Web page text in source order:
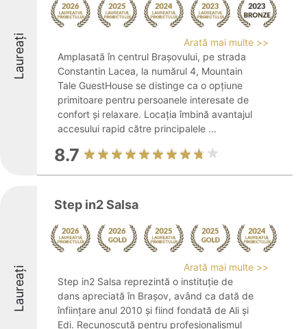
Laureați
Arată mai multe >>
Amplasată în centrul Brașovului, pe strada
Constantin Lacea, la numărul 4, Mountain
Tale GuestHouse se distinge ca o opțiune
primitoare pentru persoanele interesate de
confort și relaxare. Locația îmbină avantajul
accesului rapid către principalele ...
8.7
Laureați
Step in2 Salsa
Arată mai multe >>
Step in2 Salsa reprezintă o instituție de
dans apreciată în Brașov, având ca dată de
înființare anul 2010 și fiind fondată de Ali și
Edi. Recunoscută pentru profesionalismul